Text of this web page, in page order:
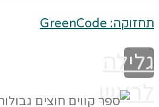
תחזוקה: GreenCode
גלילה
לראש